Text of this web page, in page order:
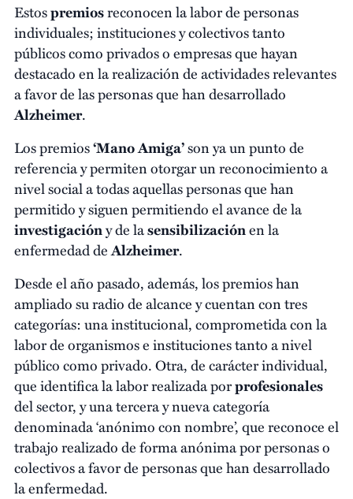
Estospremiosreconocen la labor de personas
individuales; instituciones y colectivos tanto
públicos como privados o empresas que hayan
destacado en la realización de actividades relevantes
a favor de las personas que han desarrollado
Alzheimer.
Los premios‘Mano Amiga’son ya un punto de
referencia y permiten otorgar un reconocimiento a
nivel social a todas aquellas personas que han
permitido y siguen permitiendo el avance de la
investigacióny de lasensibilizaciónen la
enfermedad deAlzheimer.
Desde el año pasado, además, los premios han
ampliado su radio de alcance y cuentan con tres
categorías: una institucional, comprometida con la
labor de organismos e instituciones tanto a nivel
público como privado. Otra, de carácter individual,
que identifica la labor realizada porprofesionales
del sector, y una tercera y nueva categoría
denominada ‘anónimo con nombre’, que reconoce el
trabajo realizado de forma anónima por personas o
colectivos a favor de personas que han desarrollado
la enfermedad.